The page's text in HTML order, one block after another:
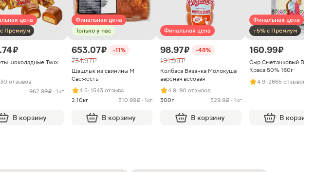
цена
Премиум
₽
шоколадные Twix
отзывов
962.99 ₽ · 1кг
В корзину
Финальная цена
Только у нас
653.07 ₽ -11%
734.97 ₽
Шашлык из свинины М
Свежесть
4.5· 1543 отзыва
2.10кг
310.99 ₽ · 1кг
В корзину
Финальная цена
98.97 ₽ -48%
191.99 ₽
Колбаса Вязанка Молокуша
вареная весовая
4.8· 90 отзывов
300г
329.9 ₽ · 1кг
В корзину
Финальная цена
+5% с Премиум
160.99 ₽
Сыр Сметанковый Варвара
Краса 50% 160г
4.9· 2665 отзывов
В корзину